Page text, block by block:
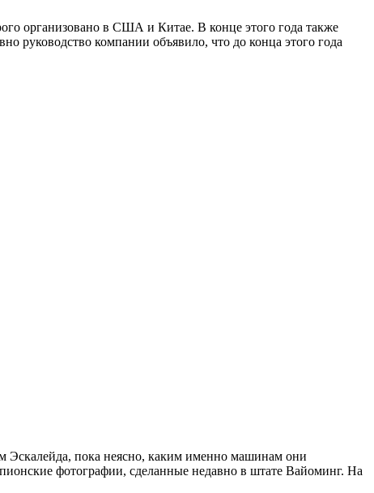
организовано в США и Китае. В конце этого года также
руководство компании объявило, что до конца этого года
Эскалейда, пока неясно, каким именно машинам они
фотографии, сделанные недавно в штате Вайоминг. На